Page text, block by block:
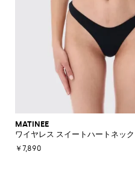
MATINEE
ワイヤレス スイートハートネッ
￥7,890